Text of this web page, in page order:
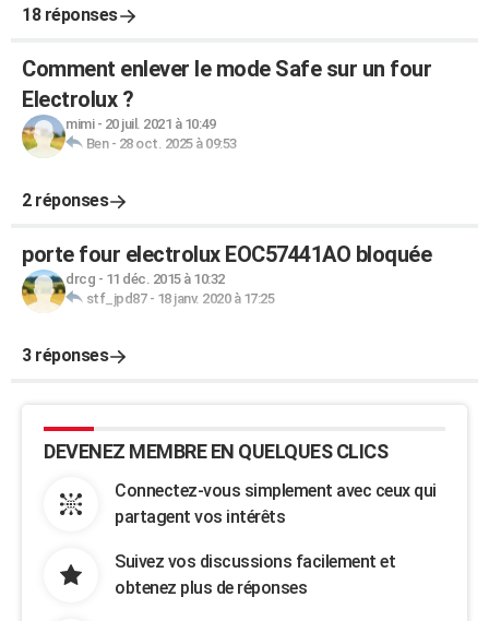
18 réponses
Comment enlever le mode Safe sur un four
Electrolux ?
mimi- 20 juil. 2021 à 10:49
Ben- 28 oct. 2025 à 09:53
2 réponses
porte four electrolux EOC57441AO bloquée
drcg - 11 déc. 2015 à 10:32
stf_jpd87- 18 janv. 2020 à 17:25
3 réponses
DEVENEZ MEMBRE EN QUELQUES CLICS
Connectez-vous simplement avec ceux qui
partagent vos intérêts
Suivez vos discussions facilement et
obtenez plus de réponses